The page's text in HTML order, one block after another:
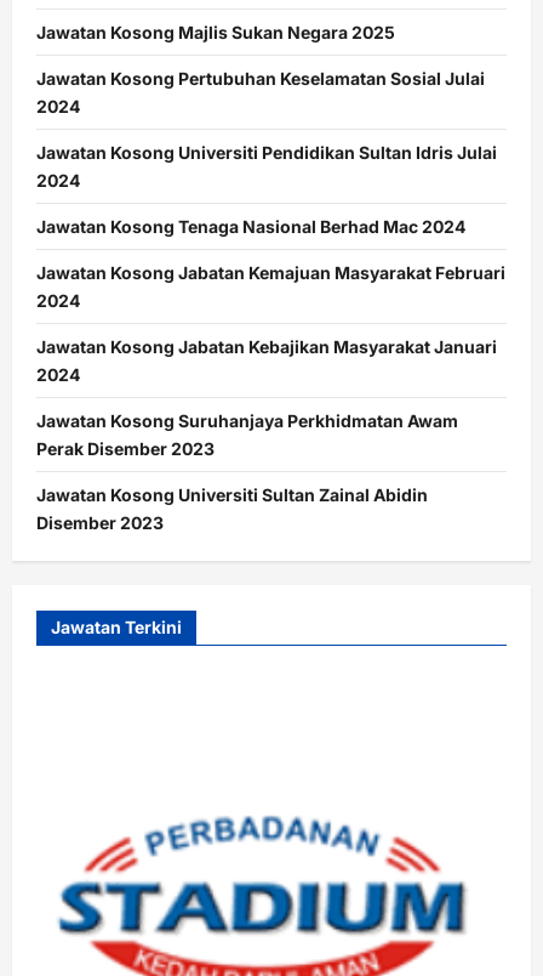
Jawatan Kosong Majlis Sukan Negara 2025
Jawatan Kosong Pertubuhan Keselamatan Sosial Julai
2024
Jawatan Kosong Universiti Pendidikan Sultan Idris Julai
2024
Jawatan Kosong Tenaga Nasional Berhad Mac 2024
Jawatan Kosong Jabatan Kemajuan Masyarakat Februari
2024
Jawatan Kosong Jabatan Kebajikan Masyarakat Januari
2024
Jawatan Kosong Suruhanjaya Perkhidmatan Awam
Perak Disember 2023
Jawatan Kosong Universiti Sultan Zainal Abidin
Disember 2023
Jawatan Terkini